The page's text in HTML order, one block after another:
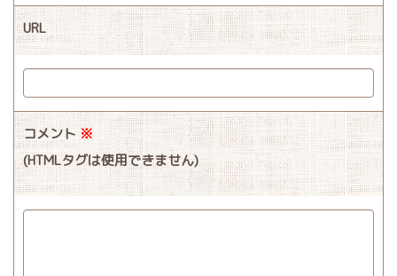
URL
コメント※
(HTMLタグは使用できません)